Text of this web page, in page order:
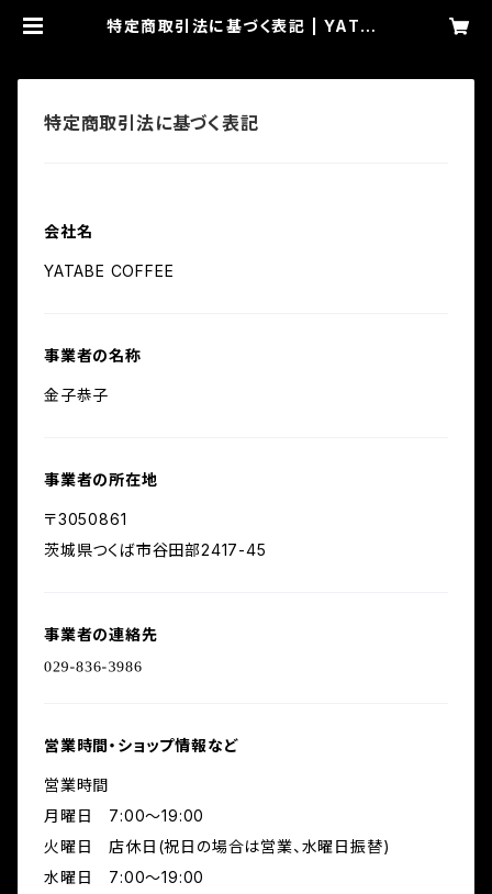
特定商取引法に基づく表記 | YATAB
特定商取引法に基づく表記
会社名
YATABE COFFEE
事業者の名称
金子恭子
事業者の所在地
〒3050861
茨城県つくば市谷田部2417-45
事業者の連絡先
営業時間・ショップ情報など
営業時間
月曜日 7:00〜19:00
火曜日 店休日(祝日の場合は営業、水曜日振替)
水曜日 7:00〜19:00